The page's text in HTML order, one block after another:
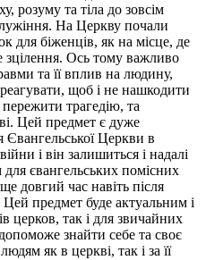
розуму та тіла до зовсім
На Церкву почали
для біженців, як на місце, де
Ось тому важливо
та її вплив на людину,
щоб і не нашкодити
трагедію, та
Цей предмет є дуже
Євангельської Церкви в
і він залишиться і надалі
євангельських помісних
довгий час навіть після
предмет буде актуальним і
церков, так і для звичайних
знайти себе та своє
як в церкві, так і за її